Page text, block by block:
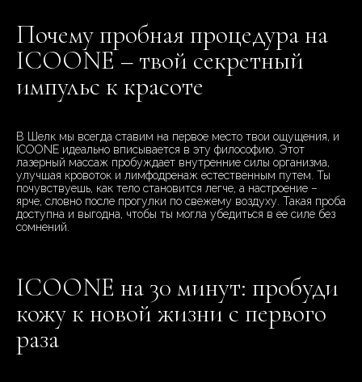
Почему пробная процедура на
ICOONE – твой секретный
импульс к красоте
В Шелк мы всегда ставим на первое место твои ощущения, и
ICOONE идеально вписывается в эту философию. Этот
лазерный массаж пробуждает внутренние силы организма,
улучшая кровоток и лимфодренаж естественным путем. Ты
почувствуешь, как тело становится легче, а настроение –
ярче, словно после прогулки по свежему воздуху. Такая проба
доступна и выгодна, чтобы ты могла убедиться в ее силе без
сомнений.
ICOONE на 30 минут: пробуди
кожу к новой жизни с первого
раза